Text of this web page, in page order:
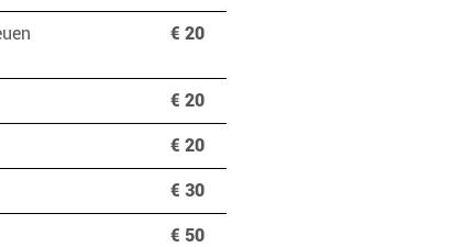
€ 20
€ 20
€ 20
€ 30
€ 50